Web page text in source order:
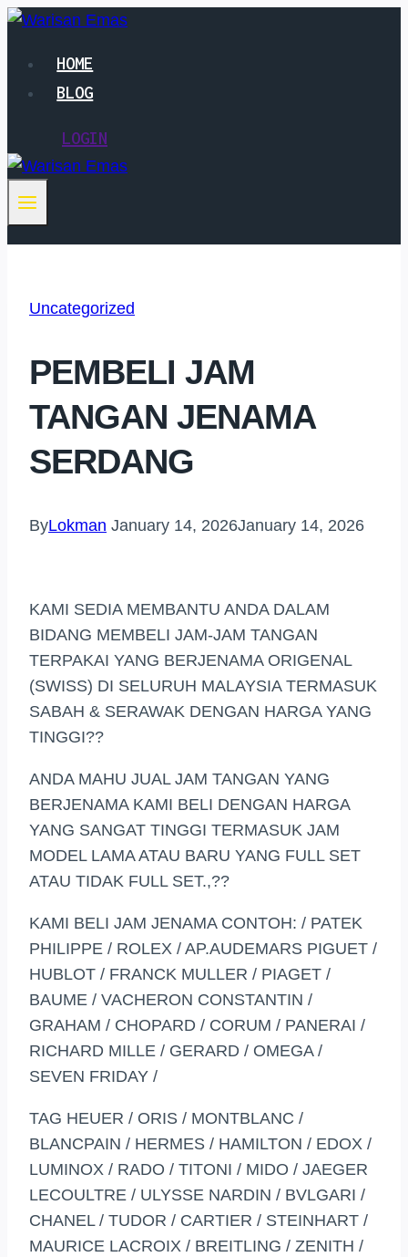
Skip
contentHOME
BLOG
LOGIN
Uncategorized
PEMBELI JAM
TANGAN JENAMA
SERDANG
ByLokman January 14, 2026January 14, 2026
KAMI SEDIA MEMBANTU ANDA DALAM
BIDANG MEMBELI JAM-JAM TANGAN
TERPAKAI YANG BERJENAMA ORIGENAL
(SWISS) DI SELURUH MALAYSIA TERMASUK
SABAH & SERAWAK DENGAN HARGA YANG
TINGGI??
ANDA MAHU JUAL JAM TANGAN YANG
BERJENAMA KAMI BELI DENGAN HARGA
YANG SANGAT TINGGI TERMASUK JAM
MODEL LAMA ATAU BARU YANG FULL SET
ATAU TIDAK FULL SET.,??
KAMI BELI JAM JENAMA CONTOH: / PATEK
PHILIPPE / ROLEX / AP.AUDEMARS PIGUET /
HUBLOT / FRANCK MULLER / PIAGET /
BAUME / VACHERON CONSTANTIN /
GRAHAM / CHOPARD / CORUM / PANERAI /
RICHARD MILLE / GERARD / OMEGA /
SEVEN FRIDAY /
TAG HEUER / ORIS / MONTBLANC /
BLANCPAIN / HERMES / HAMILTON / EDOX /
LUMINOX / RADO / TITONI / MIDO / JAEGER
LECOULTRE / ULYSSE NARDIN / BVLGARI /
CHANEL / TUDOR / CARTIER / STEINHART /
MAURICE LACROIX / BREITLING / ZENITH /